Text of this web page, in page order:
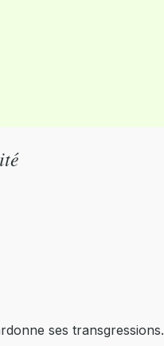
ses transgressions.